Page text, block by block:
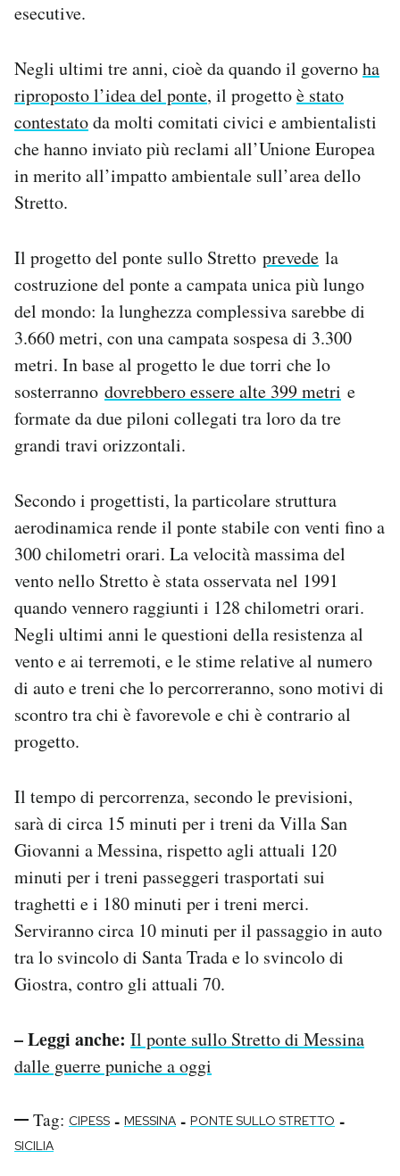
esecutive.
Negli ultimi tre anni, cioè da quando il governoha
riproposto l’idea del ponte, il progettoè stato
contestatoda molti comitati civici e ambientalisti
che hanno inviato più reclami all’Unione Europea
in merito all’impatto ambientale sull’area dello
Stretto.
Il progetto del ponte sullo Stretto prevede la
costruzione del ponte a campata unica più lungo
del mondo: la lunghezza complessiva sarebbe di
3.660 metri, con una campata sospesa di 3.300
metri. In base al progetto le due torri che lo
sosterranno dovrebbero essere alte 399 metri e
formate da due piloni collegati tra loro da tre
grandi travi orizzontali.
Secondo i progettisti, la particolare struttura
aerodinamica rende il ponte stabile con venti fino a
300 chilometri orari. La velocità massima del
vento nello Stretto è stata osservata nel 1991
quando vennero raggiunti i 128 chilometri orari.
Negli ultimi anni le questioni della resistenza al
vento e ai terremoti, e le stime relative al numero
di auto e treni che lo percorreranno, sono motivi di
scontro tra chi è favorevole e chi è contrario al
progetto.
Il tempo di percorrenza, secondo le previsioni,
sarà di circa 15 minuti per i treni da Villa San
Giovanni a Messina, rispetto agli attuali 120
minuti per i treni passeggeri trasportati sui
traghetti e i 180 minuti per i treni merci.
Serviranno circa 10 minuti per il passaggio in auto
tra lo svincolo di Santa Trada e lo svincolo di
Giostra, contro gli attuali 70.
– Leggi anche: Il ponte sullo Stretto di Messina
dalle guerre puniche a oggi
Tag: CIPESS - MESSINA - PONTE SULLO STRETTO -
SICILIA